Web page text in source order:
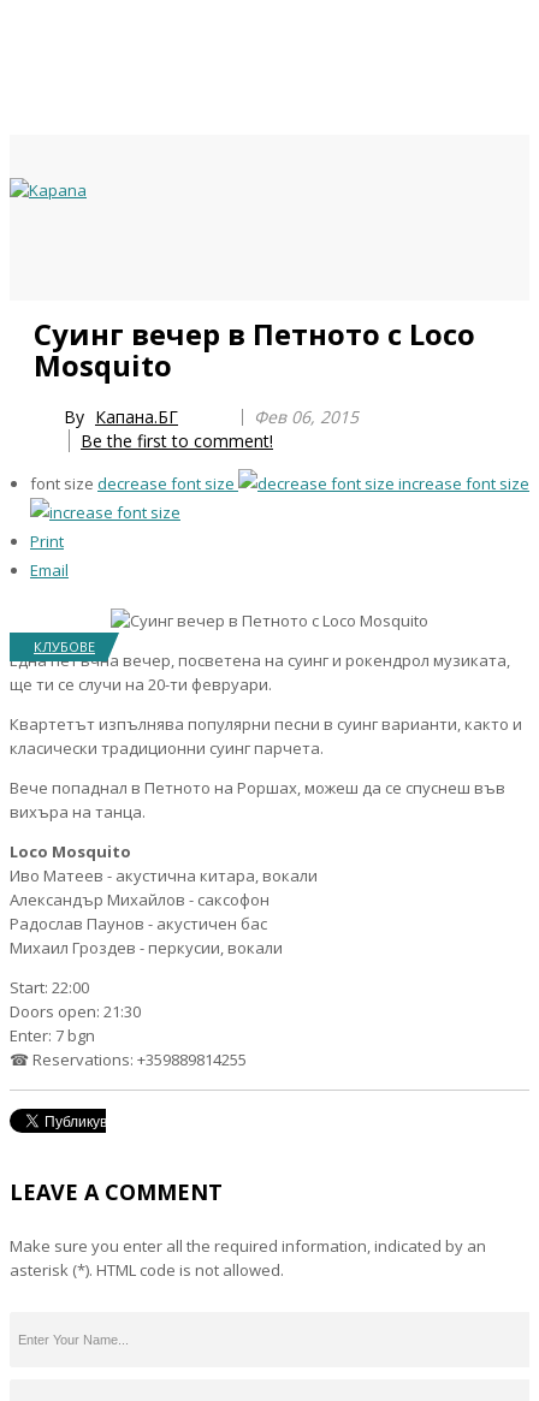
Суинг вечер в Петното с Loco
Mosquito
By Капана.БГ
Фев 06, 2015
Be the first to comment!
font size decrease font size increase font size
Print
Email
КЛУБОВЕ
Една петъчна вечер, посветена на суинг и рокендрол музиката,
ще ти се случи на 20-ти февруари.
Квартетът изпълнява популярни песни в суинг варианти, както и
класически традиционни суинг парчета.
Вече попаднал в Петното на Роршах, можеш да се спуснеш във
вихъра на танца.
Loco Mosquito
Иво Матеев - акустична китара, вокали
Александър Михайлов - саксофон
Радослав Паунов - акустичен бас
Михаил Гроздев - перкусии, вокали
Start: 22:00
Doors open: 21:30
Enter: 7 bgn
☎ Reservations: +359889814255
LEAVE A COMMENT
Make sure you enter all the required information, indicated by an
asterisk (*). HTML code is not allowed.
Year
Month
Year
Month